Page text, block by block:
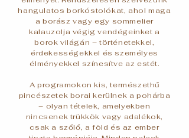
hangulatos borkóstolókat, ahol maga
a borász vagy egy sommelier
kalauzolja végig vendégeinket a
borok világán – történetekkel,
érdekességekkel és személyes
élményekkel színesítve az estét.
A programokon kis, természethű
pincészetek borai kerülnek a pohárba
– olyan tételek, amelyekben
nincsenek trükkök vagy adalékok,
csak a szőlő, a föld és az ember